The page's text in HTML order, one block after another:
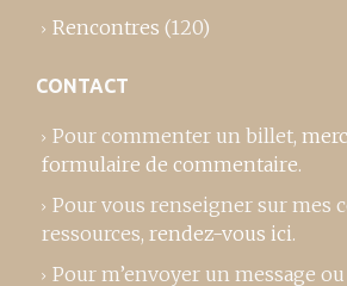
Rencontres (120)
CONTACT
Pour commenter un billet,
formulaire de commentaire.
Pour vous renseigner sur mes
ressources, rendez-vous ici.
Pour m’envoyer un message